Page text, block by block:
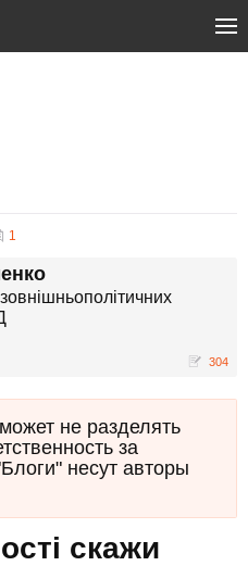
1
304
не разделять
за
несут авторы
скажи